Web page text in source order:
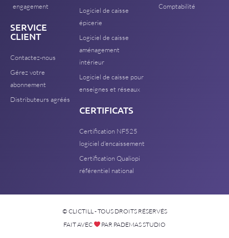
engagement
SERVICE
CLIENT
Contactez-nous
Gérez votre
abonnement
Distributeurs agréés
Logiciel de caisse
épicerie
Logiciel de caisse
aménagement
intérieur
Logiciel de caisse pour
enseignes et réseaux
CERTIFICATS
Certification NF525
logiciel d'encaissement
Certification Qualiopi
référentiel national
Comptabilité
© CLICTILL - TOUS DROITS RÉSERVÉS
FAIT AVEC
PAR PADEMAS STUDIO